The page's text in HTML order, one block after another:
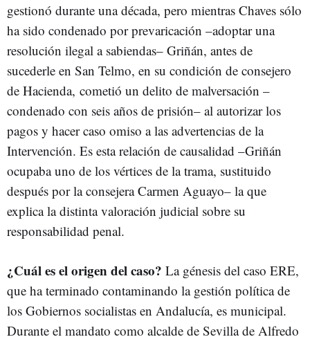
gestionó durante una década, pero mientras Chaves sólo
ha sido condenado por prevaricación –adoptar una
resolución ilegal a sabiendas– Griñán, antes de
sucederle en San Telmo, en su condición de consejero
de Hacienda, cometió un delito de malversación –
condenado con seis años de prisión– al autorizar los
pagos y hacer caso omiso a las advertencias de la
Intervención. Es esta relación de causalidad –Griñán
ocupaba uno de los vértices de la trama, sustituido
después por la consejera Carmen Aguayo– la que
explica la distinta valoración judicial sobre su
responsabilidad penal.
¿Cuál es el origen del caso? La génesis del caso ERE,
que ha terminado contaminando la gestión política de
los Gobiernos socialistas en Andalucía, es municipal.
Durante el mandato como alcalde de Sevilla de Alfredo